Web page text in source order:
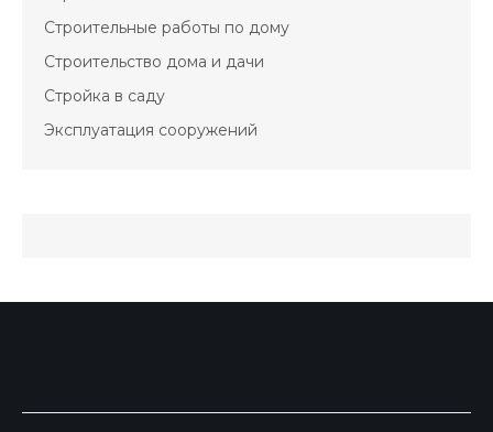
Строительные работы по дому
Строительство дома и дачи
Стройка в саду
Эксплуатация сооружений